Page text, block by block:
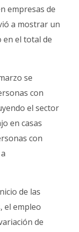
empresas de
a mostrar un
en el total de
se
con
el sector
en casas
con
de las
el empleo
de